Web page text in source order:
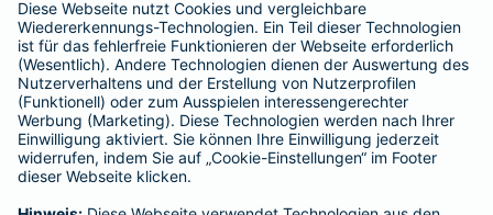
BELIEBTE SEITEN
Kranken-Zusatzversicherung
Tierversicherungen
Haftpflichtversicherung
Hausratversicherung